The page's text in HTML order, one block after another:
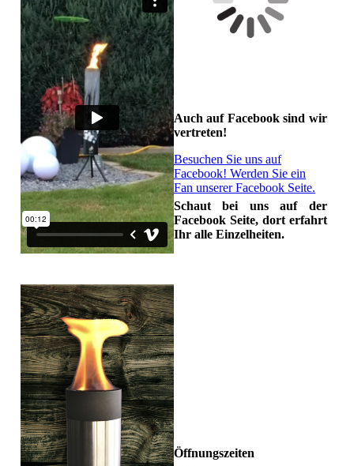
Auch auf Facebook sind wir
vertreten!
Besuchen Sie uns auf
Facebook! Werden Sie ein
Fan unserer Facebook Seite.
Schaut bei uns auf der
Facebook Seite, dort erfahrt
Ihr alle Einzelheiten.
Öffnungszeiten